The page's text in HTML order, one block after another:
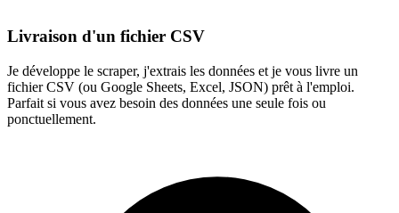
Livraison d'un fichier CSV
Je développe le scraper, j'extrais les données et je vous livre un
fichier CSV (ou Google Sheets, Excel, JSON) prêt à l'emploi.
Parfait si vous avez besoin des données une seule fois ou
ponctuellement.